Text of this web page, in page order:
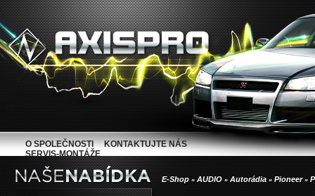
E-Shop » AUDIO » Autorádia » Pioneer»
O SPOLEČNOSTI
KONTAKTUJTE NÁS
SERVIS-MONTÁŽE